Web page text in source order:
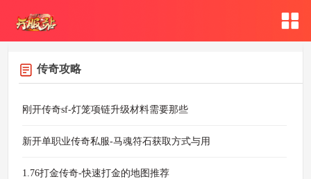
传奇攻略
刚开传奇sf-灯笼项链升级材料需要那些
新开单职业传奇私服-马魂符石获取方式与用
1.76打金传奇-快速打金的地图推荐